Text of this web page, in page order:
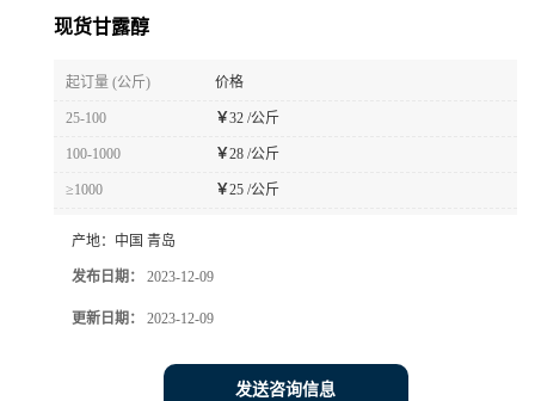
现货甘露醇
起订量 (公斤) 价格
25-100 ￥32 /公斤
100-1000 ￥28 /公斤
≥1000 ￥25 /公斤
产地： 中国 青岛
发布日期： 2023-12-09
更新日期： 2023-12-09
发送咨询信息